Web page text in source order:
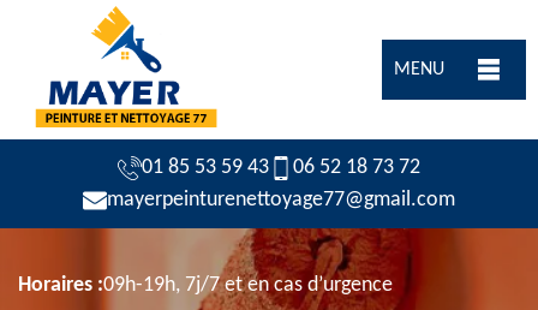
MENU
01 85 53 59 43
06 52 18 73 72
mayerpeinturenettoyage77@gmail.com
Horaires :09h-19h, 7j/7 et en cas d’urgence